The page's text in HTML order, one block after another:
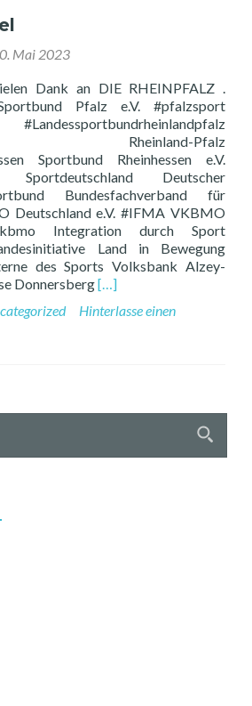
Mai 2023
Dank an DIE RHEINPFALZ .
Pfalz e.V. #pfalzsport
Rheinland-Pfalz
Sportbund Rheinhessen e.V.
Sportdeutschland Deutscher
Bundesfachverband für
Deutschland e.V. #IFMA VKBMO
Integration durch Sport
Land in Bewegung
des Sports Volksbank Alzey-
DonnersbergRead
about
[…]
Hinterlasse einen